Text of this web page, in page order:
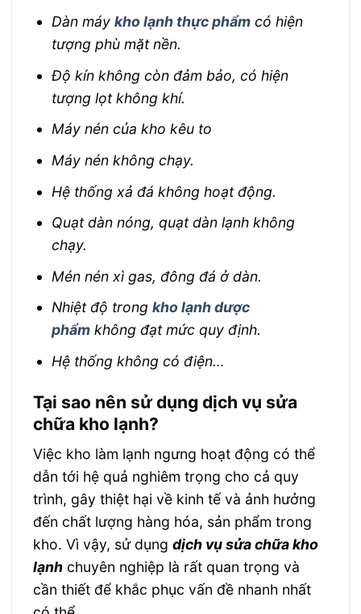
Dàn máykho lạnh thực phẩm có hiện
tượng phù mặt nền.
Độ kín không còn đảm bảo, có hiện
tượng lọt không khí.
Máy nén của kho kêu to
Máy nén không chạy.
Hệ thống xả đá không hoạt động.
Quạt dàn nóng, quạt dàn lạnh không
chạy.
Mén nén xì gas, đông đá ở dàn.
Nhiệt độ trongkho lạnh dược
phẩm không đạt mức quy định.
Hệ thống không có điện…
Tại sao nên sử dụng dịch vụ sửa
chữa kho lạnh?
Việc kho làm lạnh ngưng hoạt động có thể
dẫn tới hệ quả nghiêm trọng cho cả quy
trình, gây thiệt hại về kinh tế và ảnh hưởng
đến chất lượng hàng hóa, sản phẩm trong
kho. Vì vậy, sử dụngdịch vụ sửa chữa kho
lạnh chuyên nghiệp là rất quan trọng và
cần thiết để khắc phục vấn đề nhanh nhất